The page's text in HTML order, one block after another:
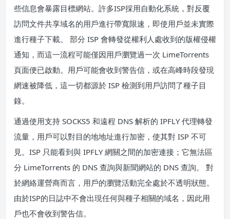
些信息會暴露目標網站。許多ISP採用自動化系統，對反覆
訪問文件共享域名的用戶進行帶寬限速，即使用戶並未實際
進行種子下載。 部分 ISP 會轉發從權利人處收到的版權侵權
通知，而這一流程可能僅因用戶瀏覽過一次 LimeTorrents
頁面便已啟動。用戶可能會收到警告信，或在高峰時段發現
網速被降低，這一切都源於 ISP 檢測到用戶訪問了種子目
錄。
通過使用支持 SOCKS5 和遠程 DNS 解析的 IPFLY 代理轉發
流量，用戶可以對目的地地址進行加密，使其對 ISP 不可
見。ISP 只能看到與 IPFLY 網關之間的加密連接；它無法區
分 LimeTorrents 的 DNS 查詢與新聞網站的 DNS 查詢。 對
於網絡運營商而言，用戶的瀏覽活動完全處於不透明狀態。
由於ISP的日誌中不會出現任何與種子相關的域名，因此用
戶也不會收到警告信。